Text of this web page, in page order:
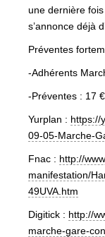
une dernière
s’annonce déjà
Préventes
-Adhérents
-Préventes : 17
Yurplan : https://
09-05-Marche-
Fnac : http://
manifestation/
49UVA.htm
Digitick : http://
marche-gare-